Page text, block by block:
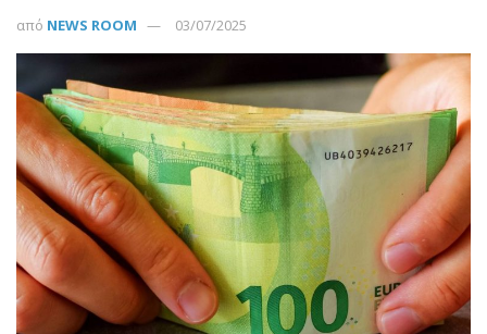
από NEWS ROOM 03/07/2025